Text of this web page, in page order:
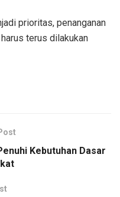
prioritas, penanganan
terus dilakukan
Kebutuhan Dasar